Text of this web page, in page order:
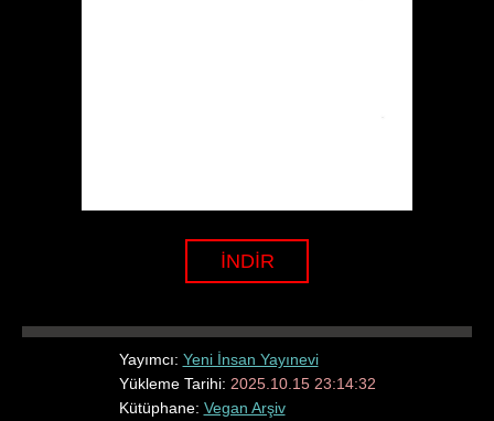
İNDİR
Yayımcı: Yeni İnsan Yayınevi
Yükleme Tarihi: 2025.10.15 23:14:32
Kütüphane: Vegan Arşiv